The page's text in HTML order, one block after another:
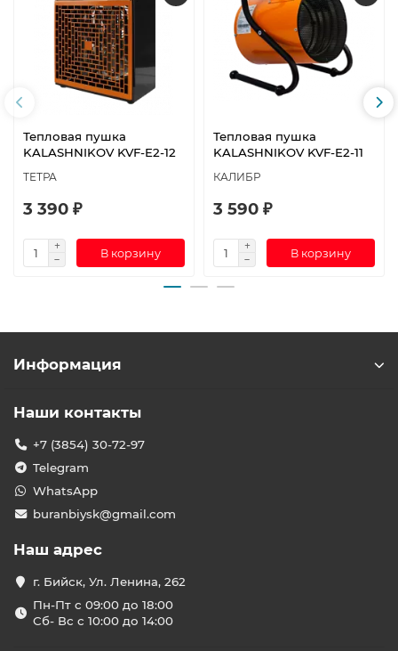
Тепловая пушка
KALASHNIKOV KVF-E2-12
ТЕТРА
3 390 ₽
В корзину
Тепловая пушка
KALASHNIKOV KVF-E2-11
КАЛИБР
3 590 ₽
В корзину
Информация
Наши контакты
+7 (3854) 30-72-97
Telegram
WhatsApp
buranbiysk@gmail.com
Наш адрес
г. Бийск, Ул. Ленина, 262
Пн-Пт с 09:00 до 18:00
Сб- Вс с 10:00 до 14:00